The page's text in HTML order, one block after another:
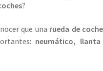
?
que una rueda de coche
neumático, llanta